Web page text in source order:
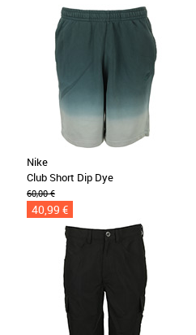
Nike
Club Short Dip Dye
60,00 €
40,99 €